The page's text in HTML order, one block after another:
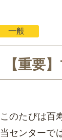
【重要
一般
このたびは百
当センターで